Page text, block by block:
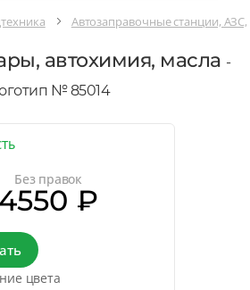
Автозаправочные станции,
автохимия, масла -
№ 85014
Без правок
4550 ₽
цвета